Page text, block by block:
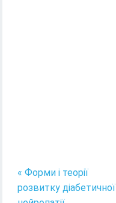
« Форми і теорії
розвитку діабетичної